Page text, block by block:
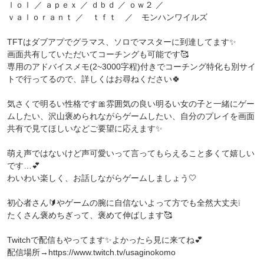
ｌｏｌ ／ ａｐｅｘ ／ ｄｂｄ ／ ｏｗ２ ／
ｖａｌｏｒａｎｔ ／ ｔｆｔ ／ モンハンワイルズ
TFTはダブアプでグラマス、ソロでマスターに到達してます✨
画面共有していただいてコーチングも可能です🥰
専用のアドバイスメモ(2~3000字程)付きでコーチング特化も別サイ
トで行ってるので、詳しくはお尋ねください🍀
気さくで明るい性格です🎀雰囲気の良い明るい女の子と一緒にゲー
ムしたい、沢山褒められながらゲームしたい、自分のプレイを画面
共有で見てほしいなどご要望に応えます✨
萌え声ではないけど声可愛いって言ってもらえること多くて嬉しい
です…💕
わいわい楽しく、お話しながらゲームしましょう🤍
初心者さん🔰やゲームの腕に自信ないよって方でも全然大丈夫❕
たくさん褒めちぎって、褒めて伸ばします🥰
Twitchで配信もやってます✨よかったら見に来てね💕
配信場所→https://www.twitch.tv/usaginokomo